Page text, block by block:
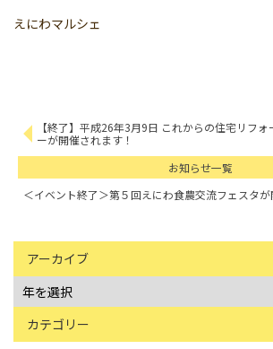
えにわマルシェ
【終了】平成26年3月9日 これからの住宅リフ
ーが開催されます！
お知らせ一覧
＜イベント終了＞第５回えにわ食農交流フェスタが
アーカイブ
カテゴリー